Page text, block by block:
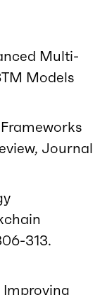
Multi-
Models
Journal
313.